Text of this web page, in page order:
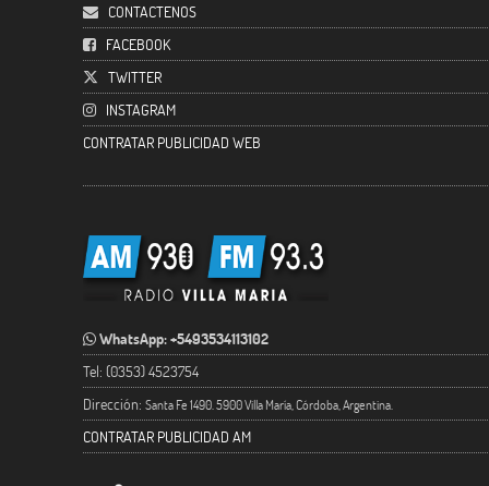
CONTACTENOS
FACEBOOK
TWITTER
INSTAGRAM
CONTRATAR PUBLICIDAD WEB
WhatsApp: +5493534113102
Tel: (0353) 4523754
Dirección: Santa Fe 1490. 5900 Villa María, Córdoba, Argentina.
CONTRATAR PUBLICIDAD AM